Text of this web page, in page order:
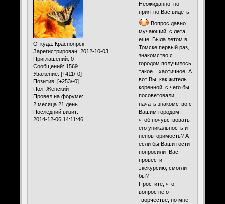
Откуда: Красноярск
Зарегистрирован: 2012-10-03
Приглашений: 0
Сообщений: 1569
Уважение: [+411/-0]
Позитив: [+253/-0]
Пол: Женский
Провел на форуме:
2 месяца 21 день
Последний визит:
2014-12-06 14:11:46
Неожиданно, но
приятно Вас видеть
Вопрос давно
мучающий, с лета
еще. Была летом в
Томске первый раз,
знакомство с
городом получилось
такое....хаотичное. А
вот Вы, как житель
коренной, с чего бы
посоветовали
начать знакомство с
Вашим городом,
чтоб почувствовать
его уникальность и
неповторимость? А
если бы Ваши гости
попросили Вас
провести
экскурсию, смогли
бы?
Простите, что
вопрос не о
творчестве, но мне